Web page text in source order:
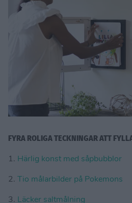
FYRA ROLIGA TECKNINGAR ATT
1. Härlig konst med såpbubblor
2. Tio målarbilder på Pokemons
3. Läcker saltmålning